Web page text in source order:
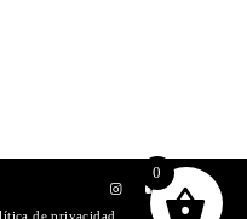
de privacidad
0